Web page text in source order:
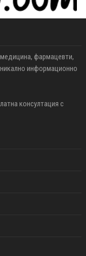
фармацевти,
информационно
консултация с